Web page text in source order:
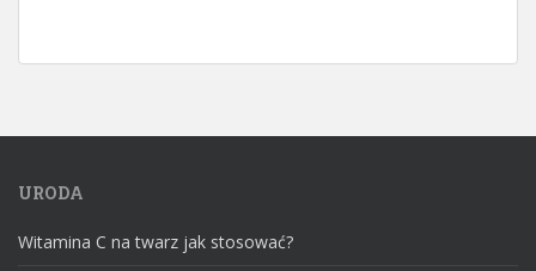
URODA
Witamina C na twarz jak stosować?